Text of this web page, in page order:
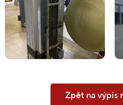
Zpět na výpis